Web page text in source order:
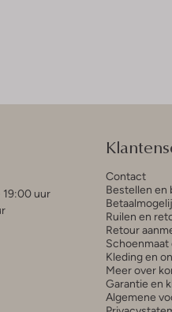
19:00 uur
Contact
Bestellen en
Ruilen en
Retour
Kleding en
Meer over
Garantie en
Algemene